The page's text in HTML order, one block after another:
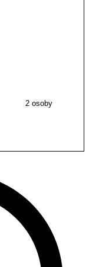
2 osoby